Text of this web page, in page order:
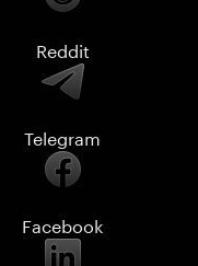
Reddit
Telegram
Facebook